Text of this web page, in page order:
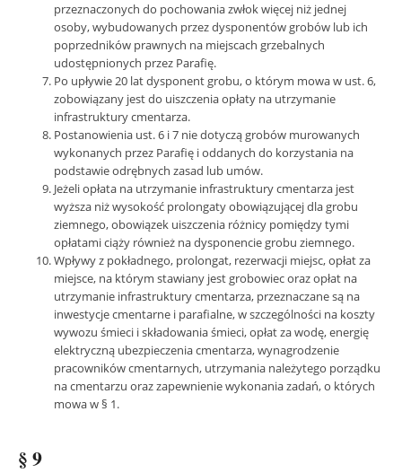
przeznaczonych do pochowania zwłok więcej niż jednej
osoby, wybudowanych przez dysponentów grobów lub ich
poprzedników prawnych na miejscach grzebalnych
udostępnionych przez Parafię.
Po upływie 20 lat dysponent grobu, o którym mowa w ust. 6,
zobowiązany jest do uiszczenia opłaty na utrzymanie
infrastruktury cmentarza.
Postanowienia ust. 6 i 7 nie dotyczą grobów murowanych
wykonanych przez Parafię i oddanych do korzystania na
podstawie odrębnych zasad lub umów.
Jeżeli opłata na utrzymanie infrastruktury cmentarza jest
wyższa niż wysokość prolongaty obowiązującej dla grobu
ziemnego, obowiązek uiszczenia różnicy pomiędzy tymi
opłatami ciąży również na dysponencie grobu ziemnego.
Wpływy z pokładnego, prolongat, rezerwacji miejsc, opłat za
miejsce, na którym stawiany jest grobowiec oraz opłat na
utrzymanie infrastruktury cmentarza, przeznaczane są na
inwestycje cmentarne i parafialne, w szczególności na koszty
wywozu śmieci i składowania śmieci, opłat za wodę, energię
elektryczną ubezpieczenia cmentarza, wynagrodzenie
pracowników cmentarnych, utrzymania należytego porządku
na cmentarzu oraz zapewnienie wykonania zadań, o których
mowa w § 1.
§ 9